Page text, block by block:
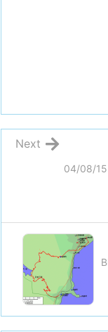
04/08/15
Next